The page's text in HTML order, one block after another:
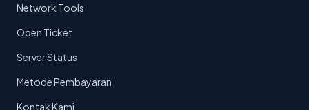
Network Tools
Open Ticket
Server Status
Metode Pembayaran
Kontak Kami